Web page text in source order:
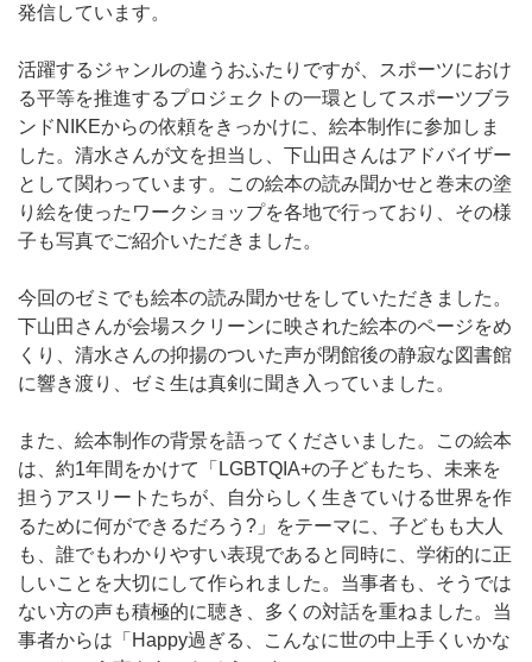
発信しています。
活躍するジャンルの違うおふたりですが、スポーツにおけ
る平等を推進するプロジェクトの一環としてスポーツブラ
ンドNIKEからの依頼をきっかけに、絵本制作に参加しま
した。清水さんが文を担当し、下山田さんはアドバイザー
として関わっています。この絵本の読み聞かせと巻末の塗
り絵を使ったワークショップを各地で行っており、その様
子も写真でご紹介いただきました。
今回のゼミでも絵本の読み聞かせをしていただきました。
下山田さんが会場スクリーンに映された絵本のページをめ
くり、清水さんの抑揚のついた声が閉館後の静寂な図書館
に響き渡り、ゼミ生は真剣に聞き入っていました。
また、絵本制作の背景を語ってくださいました。この絵本
は、約1年間をかけて「LGBTQIA+の子どもたち、未来を
担うアスリートたちが、自分らしく生きていける世界を作
るために何ができるだろう?」をテーマに、子どもも大人
も、誰でもわかりやすい表現であると同時に、学術的に正
しいことを大切にして作られました。当事者も、そうでは
ない方の声も積極的に聴き、多くの対話を重ねました。当
事者からは「Happy過ぎる、こんなに世の中上手くいかな